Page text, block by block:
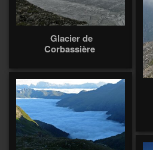
Glacier de
Corbassière